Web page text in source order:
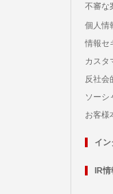
不審な
個人情
情報セ
カスタ
反社会
ソーシ
お客様
イ
IR情